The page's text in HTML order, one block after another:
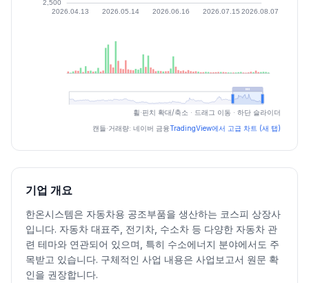
최근 구간 일별 OHLCV (스크린 리더용)
고가 저가 종가 등락률%거래량
2026.07.06
38903925 36653770-2.084332437
2026.07.07
370037403575 3695-1.994656847
2026.07.08
3630
2026.07.10
3575 3695 3530 3605 0.98 6161439
2026.07.13
3610 3705 3420 3440 -4.585973780
2026.07.14
34403485 3320 3400 -1.16 4892701
2026.07.15
34953625
휠·핀치 확대/축소 · 드래그 이동 · 하단 슬라이더
캔들·거래량: 네이버 금융TradingView에서 고급 차트 (새 탭)
기업 개요
한온시스템은 자동차용 공조부품을 생산하는 코스피 상장사
입니다. 자동차 대표주, 전기차, 수소차 등 다양한 자동차 관
련 테마와 연관되어 있으며, 특히 수소에너지 분야에서도 주
목받고 있습니다. 구체적인 사업 내용은 사업보고서 원문 확
인을 권장합니다.